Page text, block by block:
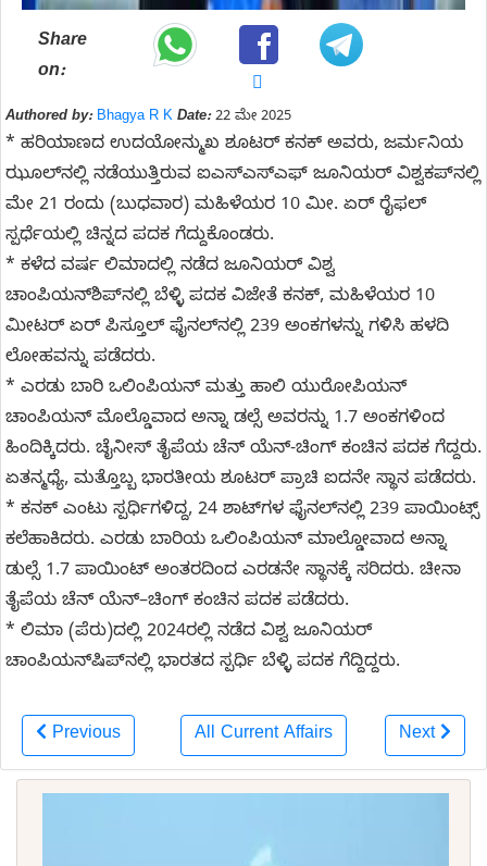
Share
on:
Authored by: Bhagya R K Date:22 ಮೇ 2025
* ಹರಿಯಾಣದ ಉದಯೋನ್ಮುಖ ಶೂಟರ್ ಕನಕ್ ಅವರು, ಜರ್ಮನಿಯ
ಝೂಲ್‌ನಲ್ಲಿ ನಡೆಯುತ್ತಿರುವ ಐಎಸ್‌ಎಸ್‌ಎಫ್‌ ಜೂನಿಯರ್ ವಿಶ್ವಕಪ್‌ನಲ್ಲಿ
ಮೇ 21 ರಂದು (ಬುಧವಾರ) ಮಹಿಳೆಯರ 10 ಮೀ. ಏರ್‌ ರೈಫಲ್‌
ಸ್ಪರ್ಧೆಯಲ್ಲಿ ಚಿನ್ನದ ಪದಕ ಗೆದ್ದುಕೊಂಡರು.
* ಕಳೆದ ವರ್ಷ ಲಿಮಾದಲ್ಲಿ ನಡೆದ ಜೂನಿಯರ್ ವಿಶ್ವ
ಚಾಂಪಿಯನ್‌ಶಿಪ್‌ನಲ್ಲಿ ಬೆಳ್ಳಿ ಪದಕ ವಿಜೇತೆ ಕನಕ್, ಮಹಿಳೆಯರ 10
ಮೀಟರ್ ಏರ್ ಪಿಸ್ತೂಲ್ ಫೈನಲ್‌ನಲ್ಲಿ 239 ಅಂಕಗಳನ್ನು ಗಳಿಸಿ ಹಳದಿ
ಲೋಹವನ್ನು ಪಡೆದರು.
* ಎರಡು ಬಾರಿ ಒಲಿಂಪಿಯನ್ ಮತ್ತು ಹಾಲಿ ಯುರೋಪಿಯನ್
ಚಾಂಪಿಯನ್ ಮೊಲ್ಡೊವಾದ ಅನ್ನಾ ಡಲ್ಸೆ ಅವರನ್ನು 1.7 ಅಂಕಗಳಿಂದ
ಹಿಂದಿಕ್ಕಿದರು. ಚೈನೀಸ್ ತೈಪೆಯ ಚೆನ್ ಯೆನ್-ಚಿಂಗ್ ಕಂಚಿನ ಪದಕ ಗೆದ್ದರು.
ಏತನ್ಮಧ್ಯೆ, ಮತ್ತೊಬ್ಬ ಭಾರತೀಯ ಶೂಟರ್ ಪ್ರಾಚಿ ಐದನೇ ಸ್ಥಾನ ಪಡೆದರು.
* ಕನಕ್ ಎಂಟು ಸ್ಪರ್ಧಿಗಳಿದ್ದ, 24 ಶಾಟ್‌ಗಳ ಫೈನಲ್‌ನಲ್ಲಿ 239 ಪಾಯಿಂಟ್ಸ್
ಕಲೆಹಾಕಿದರು. ಎರಡು ಬಾರಿಯ ಒಲಿಂಪಿಯನ್ ಮಾಲ್ಡೋವಾದ ಅನ್ನಾ
ಡುಲ್ಸೆ 1.7 ಪಾಯಿಂಟ್‌ ಅಂತರದಿಂದ ಎರಡನೇ ಸ್ಥಾನಕ್ಕೆ ಸರಿದರು. ಚೀನಾ
ತೈಪೆಯ ಚೆನ್‌ ಯೆನ್‌–ಚಿಂಗ್ ಕಂಚಿನ ಪದಕ ಪಡೆದರು.
* ಲಿಮಾ (ಪೆರು)ದಲ್ಲಿ 2024ರಲ್ಲಿ ನಡೆದ ವಿಶ್ವ ಜೂನಿಯರ್
ಚಾಂಪಿಯನ್‌ಷಿಪ್‌ನಲ್ಲಿ ಭಾರತದ ಸ್ಪರ್ಧಿ ಬೆಳ್ಳಿ ಪದಕ ಗೆದ್ದಿದ್ದರು.
Previous All Current Affairs Next